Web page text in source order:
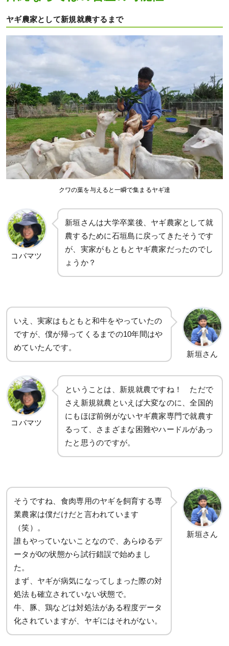
ヤギ農家として新規就農するまで
クワの葉を与えると一瞬で集まるヤギ達
コバマツ
新垣さんは大学卒業後、ヤギ農家として就
農するために石垣島に戻ってきたそうです
が、実家がもともとヤギ農家だったのでし
ょうか？
いえ、実家はもともと和牛をやっていたの
ですが、僕が帰ってくるまでの10年間はや
めていたんです。
新垣さん
コバマツ
ということは、新規就農ですね！ ただで
さえ新規就農といえば大変なのに、全国的
にもほぼ前例がないヤギ農家専門で就農す
るって、さまざまな困難やハードルがあっ
たと思うのですが。
そうですね、食肉専用のヤギを飼育する専
業農家は僕だけだと言われています
（笑）。
誰もやっていないことなので、あらゆるデ
ータが0の状態から試行錯誤で始めまし
た。
まず、ヤギが病気になってしまった際の対
処法も確立されていない状態で。
牛、豚、鶏などは対処法がある程度データ
化されていますが、ヤギにはそれがない。
新垣さん